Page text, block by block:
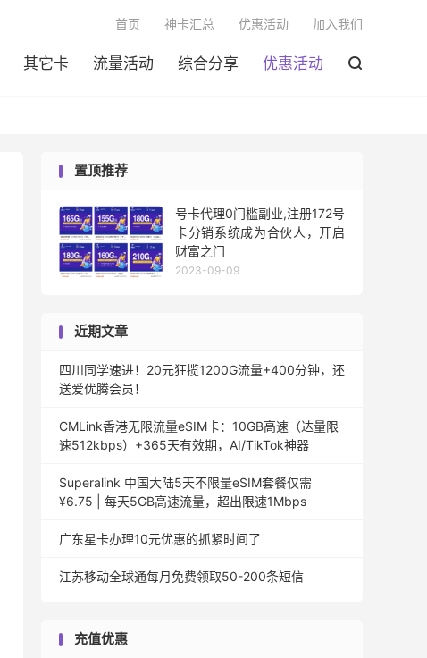
其它卡 流量活动 综合分享 优惠活动 
首页 神卡汇总 优惠活动 加入我们
置顶推荐
号卡代理0门槛副业,注册172号
卡分销系统成为合伙人，开启
财富之门
2023-09-09
近期文章
四川同学速进！20元狂揽1200G流量+400分钟，还
送爱优腾会员！
CMLink香港无限流量eSIM卡：10GB高速（达量限
速512kbps）+365天有效期，AI/TikTok神器
Superalink 中国大陆5天不限量eSIM套餐仅需
¥6.75 | 每天5GB高速流量，超出限速1Mbps
广东星卡办理10元优惠的抓紧时间了
江苏移动全球通每月免费领取50-200条短信
充值优惠